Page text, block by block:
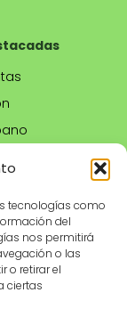
tecnologías como
del
nos permitirá
o las
o retirar el
ciertas
legal